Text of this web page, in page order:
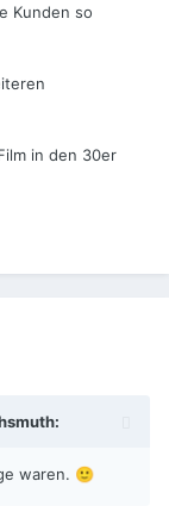
Kunden so
in den 30er
:
waren. 🙂